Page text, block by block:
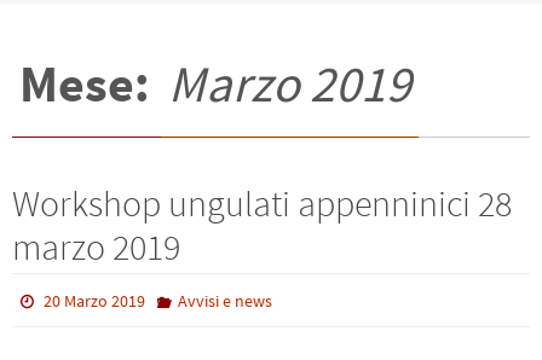
Mese: Marzo 2019
Workshop ungulati appenninici 28
marzo 2019
20 Marzo 2019 Avvisi e news